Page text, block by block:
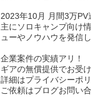
2023年10月 月間3万PV
主にソロキャンプ向け
ューやノウハウを発信
企業案件の実績アリ！
ギアの無償提供でお受
詳細はプライバシーポ
ご依頼はブログお問い